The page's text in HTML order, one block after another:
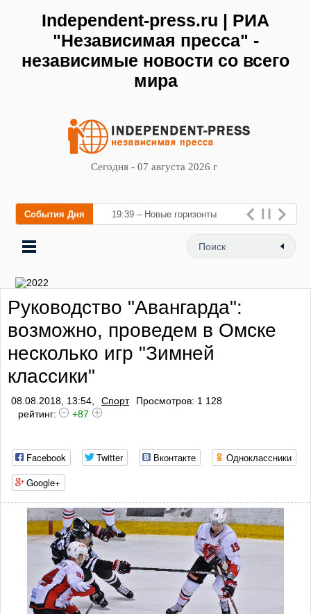
Independent-press.ru | РИА
"Независимая пресса" -
независимые новости со всего
мира
Сегодня - 07 августа 2026 г
События Дня 19:39 – Новые горизонты
флебологии: в Москве
открылся «Городской центр
Руководство "Авангарда":
возможно, проведем в Омске
несколько игр "Зимней
классики"
08.08.2018, 13:54, Спорт
Просмотров: 1 128
рейтинг:
+87
Facebook Twitter Вконтакте
Одноклассники
Google+